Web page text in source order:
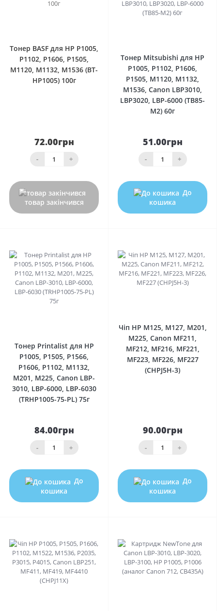
Тонер BASF для HP P1005,
P1102, P1606, P1505,
M1120, M1132, M1536 (BT-
HP1005) 100г
72.00грн
- +
товар закінчився
Тонер Mitsubishi для HP
P1005, P1102, P1606,
P1505, M1120, M1132,
M1536, Canon LBP3010,
LBP3020, LBP-6000 (TB85-
M2) 60г
51.00грн
- +
До
кошика
Тонер Printalist для HP
P1005, P1505, P1566,
P1606, P1102, M1132,
M201, M225, Canon LBP-
3010, LBP-6000, LBP-6030
(TRHP1005-75-PL) 75г
84.00грн
- +
До
кошика
Чіп HP M125, M127, M201,
M225, Canon MF211,
MF212, MF216, MF221,
MF223, MF226, MF227
(CHPJ5H-3)
90.00грн
- +
До
кошика